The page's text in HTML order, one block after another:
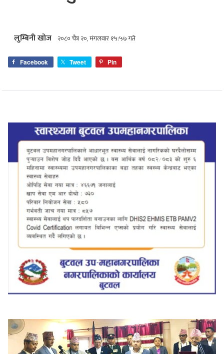
लुम्बिनी खोज २०८० चैत्र २०, मंगलवार १५:५७ गते
Facebook Tweet Pin